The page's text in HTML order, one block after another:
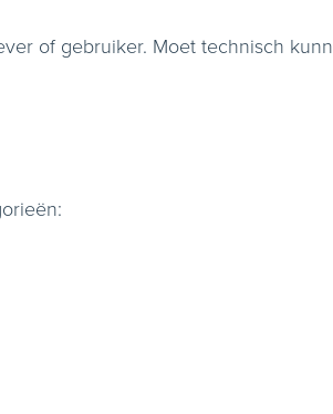
of gebruiker. Moet technisch